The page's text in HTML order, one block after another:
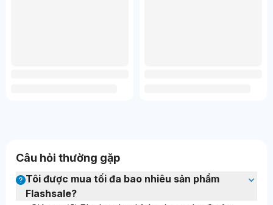
Câu hỏi thường gặp
Tôi được mua tối đa bao nhiêu sản phẩm
Flashsale?